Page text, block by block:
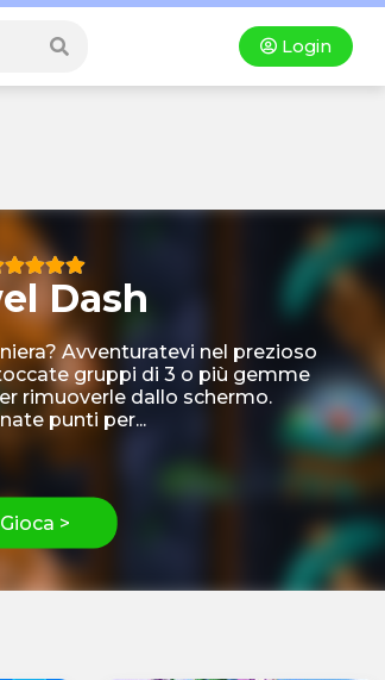
Login
Dash
Avventuratevi nel prezioso
gruppi di 3 o più gemme
rimuoverle dallo schermo.
punti per...
Gioca >